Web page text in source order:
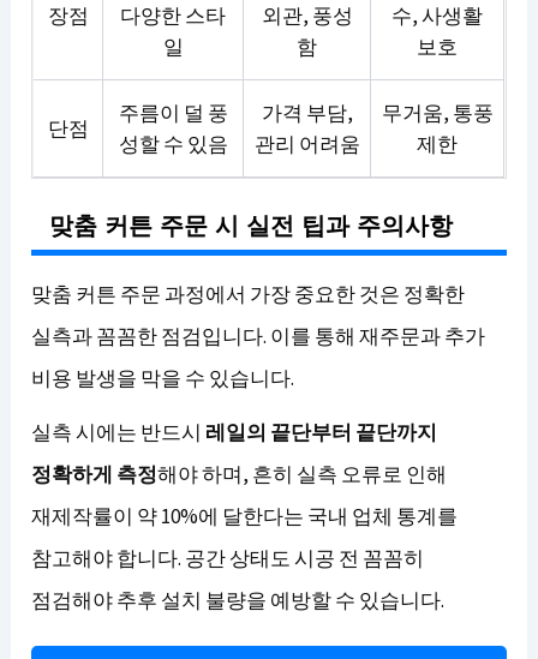
장점
다양한 스타
일
외관, 풍성
함
수, 사생활
보호
단점
주름이 덜 풍
성할 수 있음
가격 부담,
관리 어려움
무거움, 통풍
제한
맞춤 커튼 주문 시 실전 팁과 주의사항
맞춤 커튼 주문 과정에서 가장 중요한 것은 정확한
실측과 꼼꼼한 점검입니다. 이를 통해 재주문과 추가
비용 발생을 막을 수 있습니다.
실측 시에는 반드시 레일의 끝단부터 끝단까지
정확하게 측정해야 하며, 흔히 실측 오류로 인해
재제작률이 약 10%에 달한다는 국내 업체 통계를
참고해야 합니다. 공간 상태도 시공 전 꼼꼼히
점검해야 추후 설치 불량을 예방할 수 있습니다.